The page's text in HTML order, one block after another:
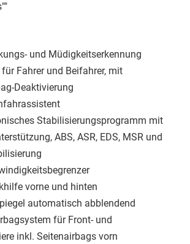
und Müdigkeitserkennung
Fahrer und Beifahrer, mit
Deaktivierung
Stabilisierungsprogramm mit
ABS, ASR, EDS, MSR und
vorne und hinten
automatisch abblendend
für Front- und
inkl. Seitenairbags vorn